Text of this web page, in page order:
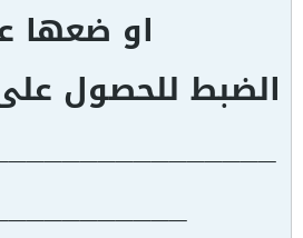
او ضعها
الضبط للحصول